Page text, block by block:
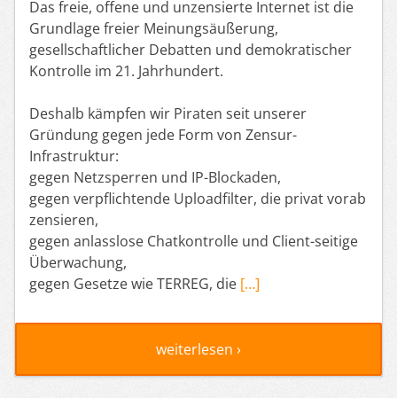
Das freie, offene und unzensierte Internet ist die
Grundlage freier Meinungsäußerung,
gesellschaftlicher Debatten und demokratischer
Kontrolle im 21. Jahrhundert.
Deshalb kämpfen wir Piraten seit unserer
Gründung gegen jede Form von Zensur-
Infrastruktur:
gegen Netzsperren und IP-Blockaden,
gegen verpflichtende Uploadfilter, die privat vorab
zensieren,
gegen anlasslose Chatkontrolle und Client-seitige
Überwachung,
gegen Gesetze wie TERREG, die […]
weiterlesen ›